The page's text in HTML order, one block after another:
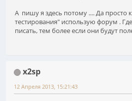
А пишу я здесь потому .... Да просто
тестирования" использую форум .
писать, тем более если они будут
x2sp
12 Апреля 2013, 15:21:43